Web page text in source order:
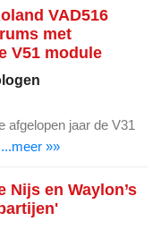
VAD516
met
V51 module
afgelopen jaar de V31
»»
Nijs en Waylon’s